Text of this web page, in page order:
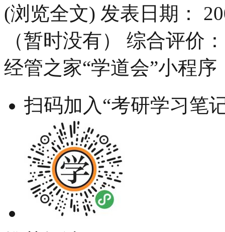
(浏览全文) 发表日期：
（暂时没有） 综合评价
经管之家“学道会”小程序
扫码加入“考研学习笔